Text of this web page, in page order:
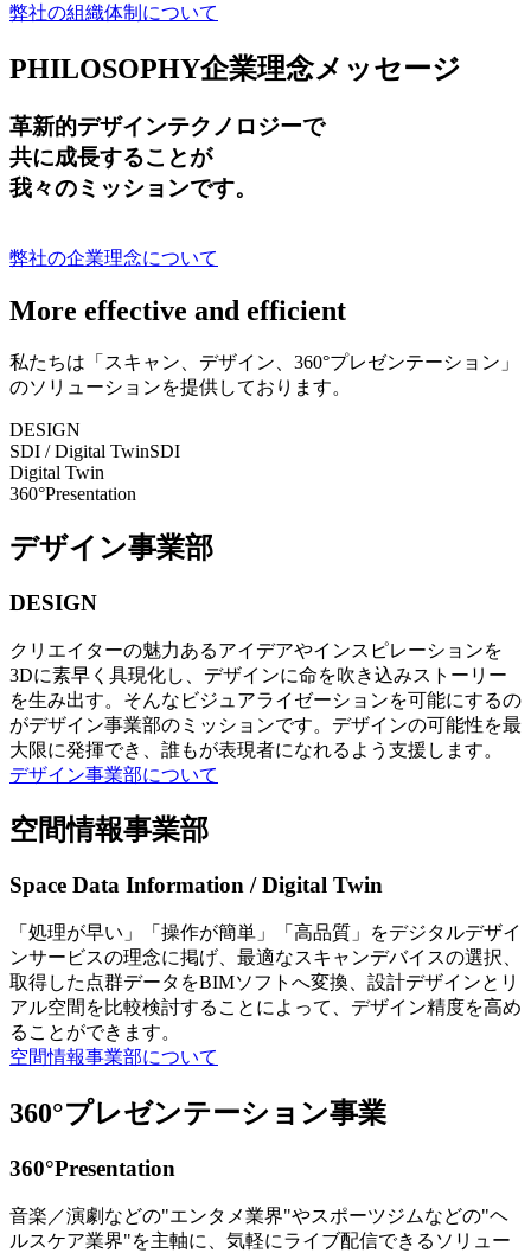
弊社の組織体制について
PHILOSOPHY企業理念メッセージ
革新的デザインテクノロジーで
共に成長することが
我々のミッションです。
弊社の企業理念について
More effective and efficient
私たちは「スキャン、デザイン、360°プレゼンテーション」
のソリューションを提供しております。
DESIGN
SDI / Digital TwinSDI
Digital Twin
360°Presentation
デザイン事業部
DESIGN
クリエイターの魅力あるアイデアやインスピレーションを
3Dに素早く具現化し、デザインに命を吹き込みストーリー
を生み出す。そんなビジュアライゼーションを可能にするの
がデザイン事業部のミッションです。デザインの可能性を最
大限に発揮でき、誰もが表現者になれるよう支援します。
デザイン事業部について
空間情報事業部
Space Data Information / Digital Twin
「処理が早い」「操作が簡単」「高品質」をデジタルデザイ
ンサービスの理念に掲げ、最適なスキャンデバイスの選択、
取得した点群データをBIMソフトへ変換、設計デザインとリ
アル空間を比較検討することによって、デザイン精度を高め
ることができます。
空間情報事業部について
360°プレゼンテーション事業
360°Presentation
音楽／演劇などの"エンタメ業界"やスポーツジムなどの"ヘ
ルスケア業界"を主軸に、気軽にライブ配信できるソリュー